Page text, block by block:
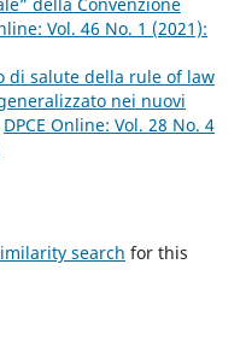
Vol. 46 No. 1 (2021):
di salute della rule of law
nei nuovi
DPCE Online: Vol. 28 No. 4
search for this